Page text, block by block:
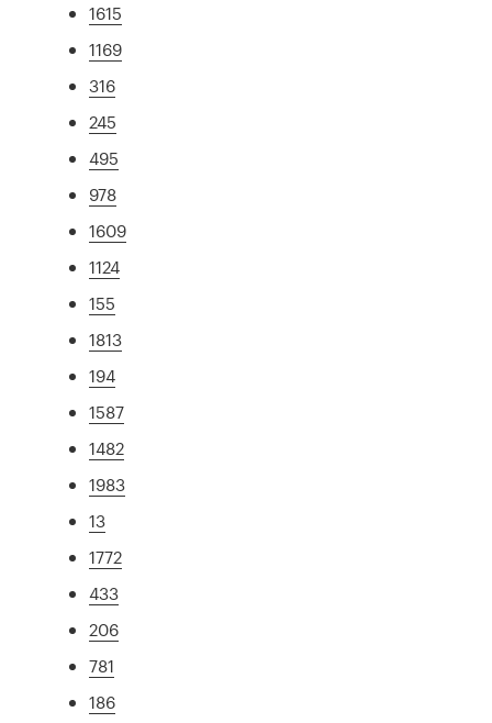
1615
1169
316
245
495
978
1609
1124
155
1813
194
1587
1482
1983
13
1772
433
206
781
186